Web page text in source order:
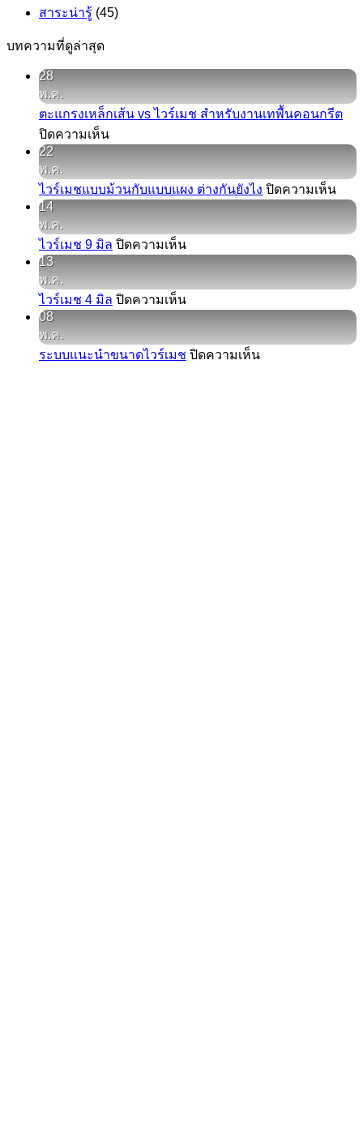
สาระน่ารู้ (45)
บทความที่ดูล่าสุด
28
พ.ค.
ตะแกรงเหล็กเส้น vs ไวร์เมช สำหรับงานเทพื้นคอนกรีต
ปิดความเห็นบน
เส้น
เมช
งาน
เท
คอนกรีต
22
พ.ค.
ไวร์เมชแบบม้วนกับแบบแผง ต่างกันยังไง ปิดความเห็นบน
ไวร์
เมช
กับ
แบบ
14
พ.ค.
ไวร์เมช 9 มิล ปิดความเห็นบน
9
13
พ.ค.
ไวร์เมช 4 มิล ปิดความเห็นบน
4
08
พ.ค.
ระบบแนะนำขนาดไวร์เมช ปิดความเห็นบน